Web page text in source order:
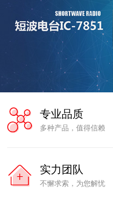
专业品质
多种产品，值得信赖
实力团队
不懈求索，为您解忧